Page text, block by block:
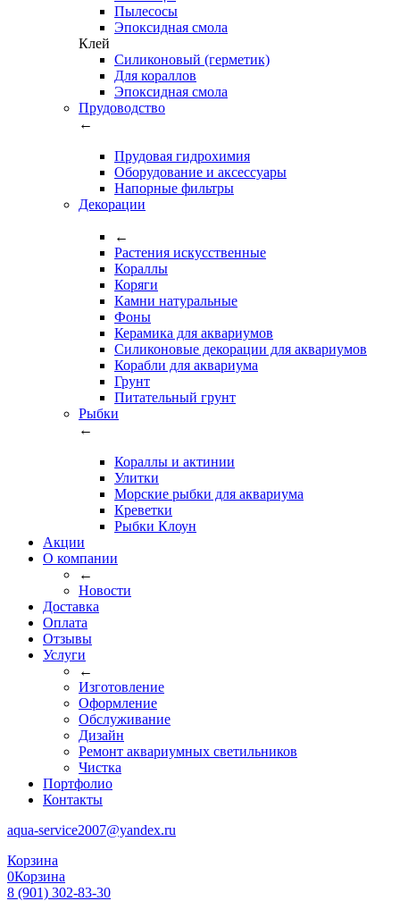
Пылесосы
Эпоксидная смола
Клей
Силиконовый (герметик)
Для кораллов
Эпоксидная смола
Прудоводство
←
Прудовая гидрохимия
Оборудование и аксессуары
Напорные фильтры
Декорации
←
Растения искусственные
Кораллы
Коряги
Камни натуральные
Фоны
Керамика для аквариумов
Силиконовые декорации для аквариумов
Корабли для аквариума
Грунт
Питательный грунт
Рыбки
←
Кораллы и актинии
Улитки
Морские рыбки для аквариума
Креветки
Рыбки Клоун
Акции
О компании
←
Новости
Доставка
Оплата
Отзывы
Услуги
←
Изготовление
Оформление
Обслуживание
Дизайн
Ремонт аквариумных светильников
Чистка
Портфолио
Контакты
aqua-service2007@yandex.ru
Корзина
0Корзина
8 (901) 302-83-30